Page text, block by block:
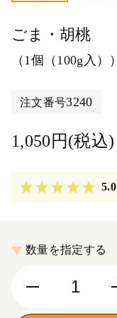
ごま・胡桃
（1個（100g入））
注文番号3240
1,050円(税込)
5.0
数量を指定する